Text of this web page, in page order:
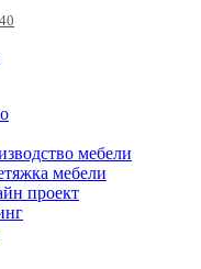
мебели
мебели
проект